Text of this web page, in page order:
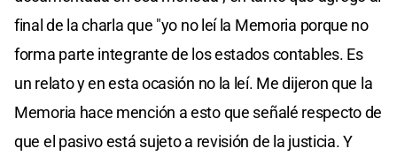
final de la charla que "yo no leí la Memoria porque no
forma parte integrante de los estados contables. Es
un relato y en esta ocasión no la leí. Me dijeron que la
Memoria hace mención a esto que señalé respecto de
que el pasivo está sujeto a revisión de la justicia. Y